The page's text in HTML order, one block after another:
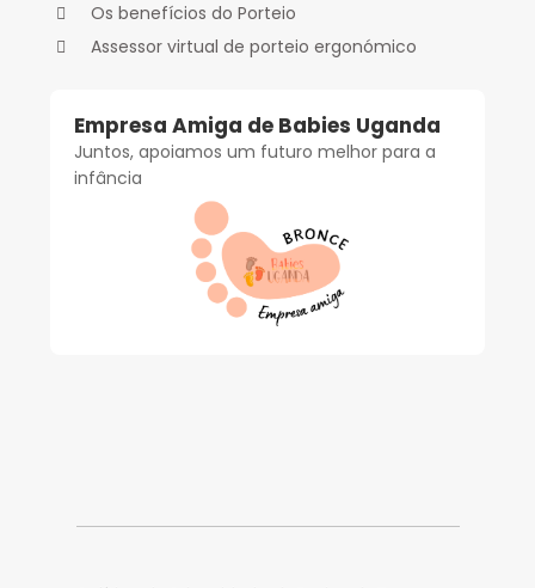
Os benefícios do Porteio
Assessor virtual de porteio ergonómico
Empresa Amiga de Babies Uganda
Juntos, apoiamos um futuro melhor para a
infância